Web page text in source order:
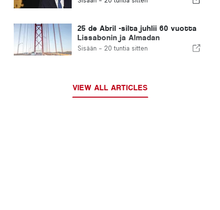
25 de Abril -silta juhlii 60 vuotta
Lissabonin ja Almadan
yhdistämistä
Sisään - 20 tuntia sitten
VIEW ALL ARTICLES